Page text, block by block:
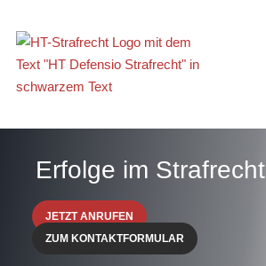
Erfolge im Strafrecht
JETZT ANRUFEN
ZUM KONTAKTFORMULAR